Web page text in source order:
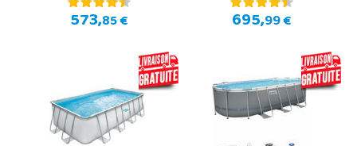
573,85 € 695,99 €